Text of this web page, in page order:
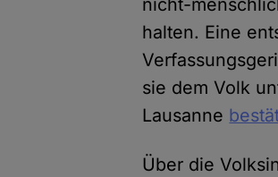
nicht-
halten. Eine
sie dem Volk
Lausanne
Über die